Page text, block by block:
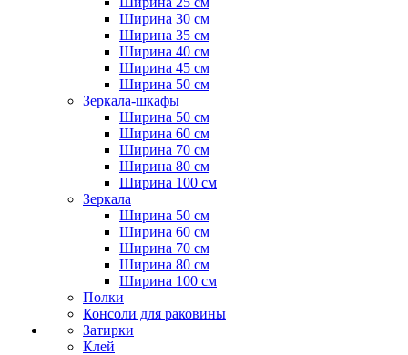
Ширина 30 см
Ширина 35 см
Ширина 40 см
Ширина 45 см
Ширина 50 см
Зеркала-шкафы
Ширина 50 см
Ширина 60 см
Ширина 70 см
Ширина 80 см
Ширина 100 см
Зеркала
Ширина 50 см
Ширина 60 см
Ширина 70 см
Ширина 80 см
Ширина 100 см
Полки
Консоли для раковины
Затирки
Клей